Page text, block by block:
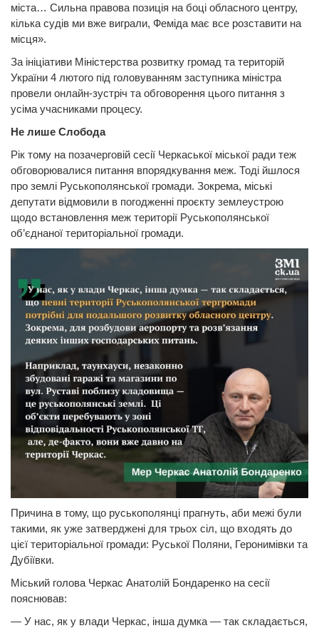
міста… Сильна правова позиція на боці обласного центру,
кілька судів ми вже виграли, Феміда має все розставити на
місця».
За ініціативи Міністерства розвитку громад та територій
України 4 лютого під головуванням заступника міністра
провели онлайн-зустріч та обговорення цього питання з
усіма учасниками процесу.
Не лише Слобода
Рік тому на позачерговій сесії Черкаської міської ради теж
обговорювалися питання впорядкування меж. Тоді йшлося
про землі Руськополянської громади. Зокрема, міські
депутати відмовили в погодженні проєкту землеустрою
щодо встановлення меж території Руськополянської
об’єднаної територіальної громади.
Причина в тому, що руськополянці прагнуть, аби межі були
такими, як уже затверджені для трьох сіл, що входять до
цієї територіальної громади: Руської Поляни, Геронимівки та
Дубіївки.
Міський голова Черкас Анатолій Бондаренко на сесії
пояснював:
— У нас, як у влади Черкас, інша думка — так складається,